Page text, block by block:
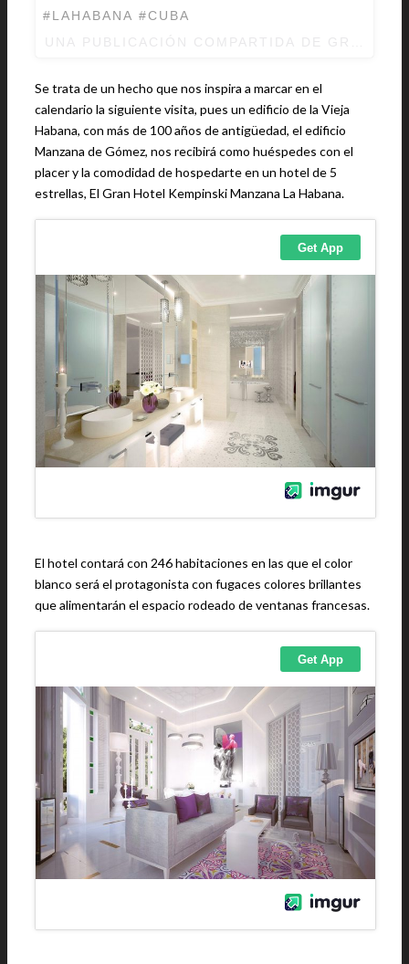
#LAHABANA #CUBA
Se trata de un hecho que nos inspira a marcar en el
calendario la siguiente visita, pues un edificio de la Vieja
Habana, con más de 100 años de antigüedad, el edificio
Manzana de Gómez, nos recibirá como huéspedes con el
placer y la comodidad de hospedarte en un hotel de 5
estrellas, El Gran Hotel Kempinski Manzana La Habana.
El hotel contará con 246 habitaciones en las que el color
blanco será el protagonista con fugaces colores brillantes
que alimentarán el espacio rodeado de ventanas francesas.